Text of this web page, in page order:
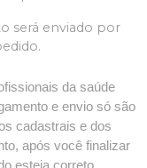
será enviado por
da saúde
e envio só são
cadastrais e dos
após você finalizar